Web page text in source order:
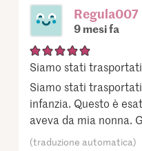
Regula007
9 mesi fa
Siamo stati
Siamo stati
infanzia. Questo è
aveva da mia nonna.
(traduzione automatica)